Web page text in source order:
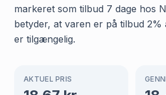
markeret som tilbud 7 dage hos
betyder, at varen er på tilbud 2%
er tilgængelig.
AKTUEL PRIS